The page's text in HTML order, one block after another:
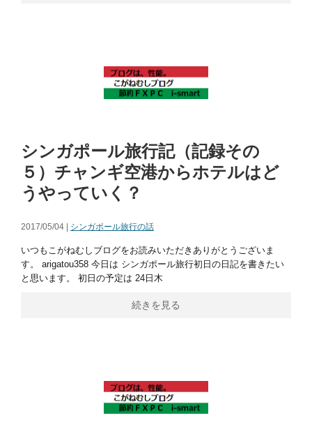
シンガポール旅行記（記録その
５）チャンギ空港からホテルはど
うやっていく？
2017/05/04 | シンガポール旅行の話
いつもこがねむしブログをお読みいただきありがとうございま
す。 arigatou358 今日は シンガポール旅行初日の日記を書きたい
と思います。 初日の予定は 24日木
続きを見る